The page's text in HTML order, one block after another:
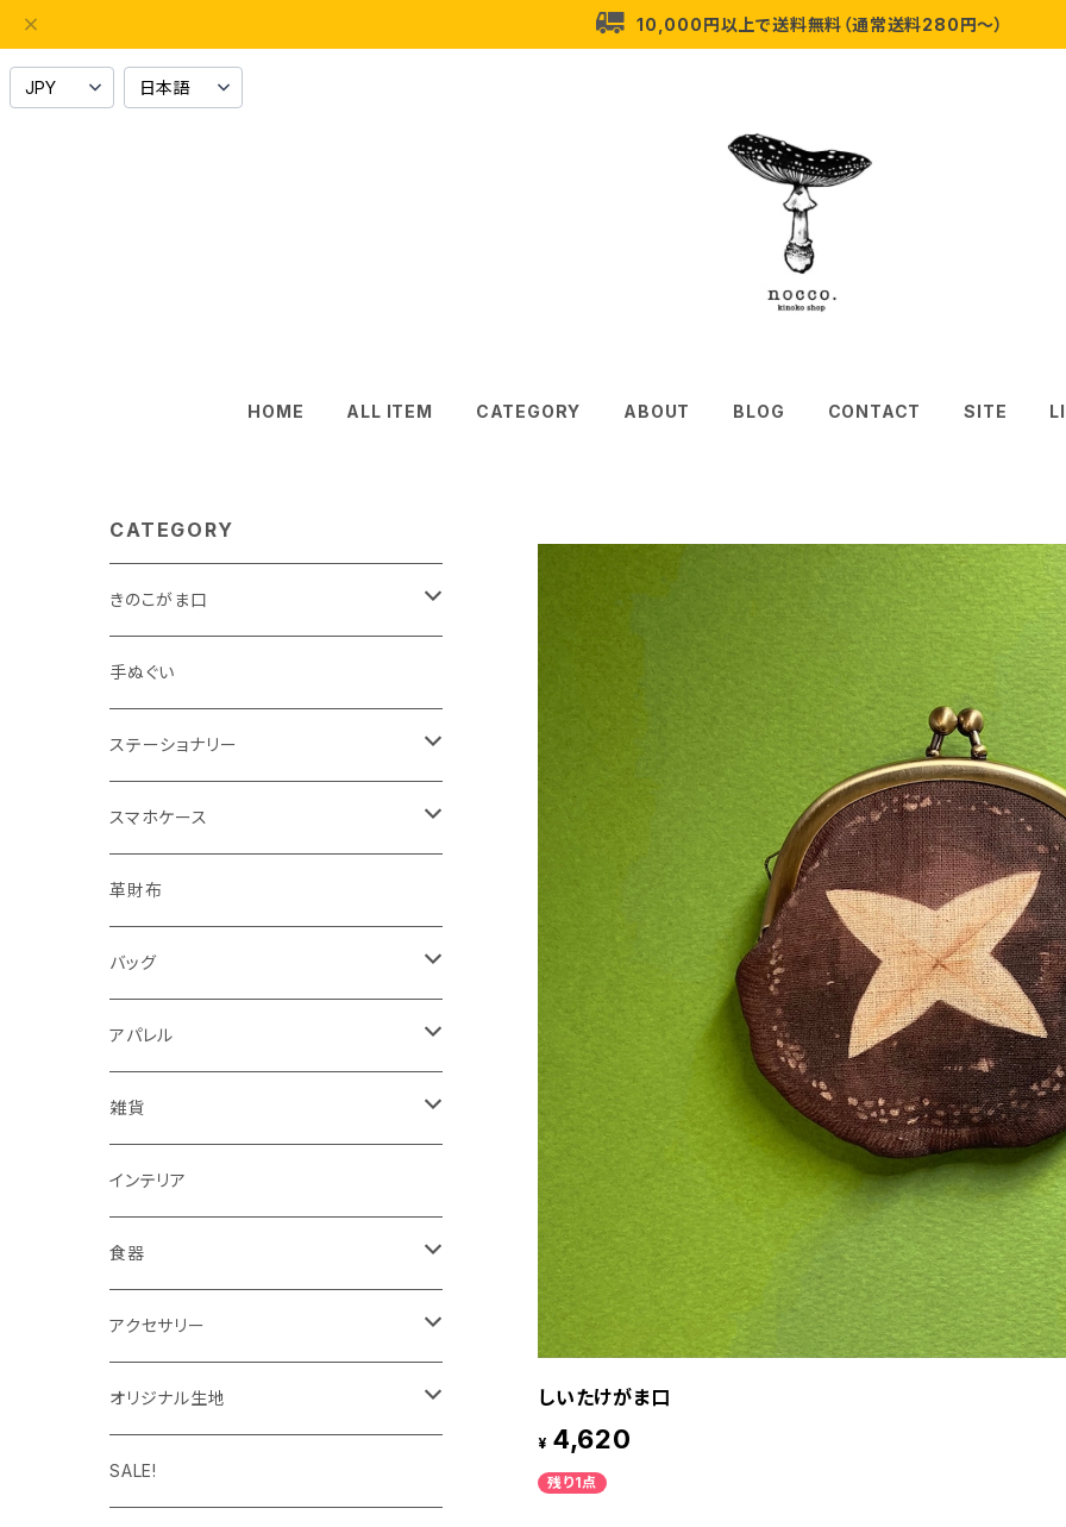
10,000円以上で送料無料（通常送料280円〜）
HOME ALL ITEM CATEGORY ABOUT BLOG CONTACT SITE
しいたけがま口
¥ 4,620
残り1点
CATEGORY
きのこがま口
手のひらサイズ
バッグサイズ
手ぬぐい
ステーショナリー
ポストカード・ボールペン
レターセット・メモ
シール・ステッカー・マスキングテープ
スタンプ・はんこ
ノート・手帳・カレンダー
ラッピングペーパー・封筒
インク
スマホケース
手帳型ケース
グリップ型ケース
スマホリング
マルチクロス（メガネ拭き）
革財布
バッグ
トートバッグ・ランチバッグ
がま口バッグ
アパレル
Tシャツ
ワンピース
タイツ・レギンス
靴下
パーカー
キャップ・ハット
雑貨
ポーチ
トートバッグ
ケース
キーホルダー
ハンカチ
インテリア
食器
マグカップ
カップ＆ソーサー
アクセサリー
ブローチ
オリジナル生地
オックスフォード
SALE!